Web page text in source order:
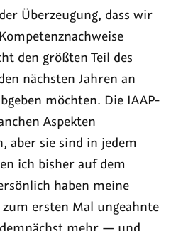
Überzeugung, dass wir
den größten Teil des
nächsten Jahren an
möchten. Die IAAP-
Aspekten
aber sie sind in jedem
ich bisher auf dem
haben meine
ersten Mal ungeahnte
mehr — und